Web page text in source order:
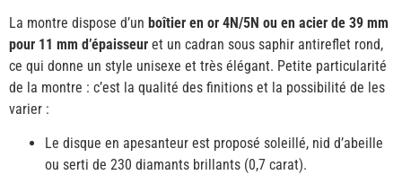
La montre dispose d’un boîtier en or 4N/5N ou en acier de 39 mm
pour 11 mm d’épaisseur et un cadran sous saphir antireflet rond,
ce qui donne un style unisexe et très élégant. Petite particularité
de la montre : c’est la qualité des finitions et la possibilité de les
varier :
Le disque en apesanteur est proposé soleillé, nid d’abeille
ou serti de 230 diamants brillants (0,7 carat).